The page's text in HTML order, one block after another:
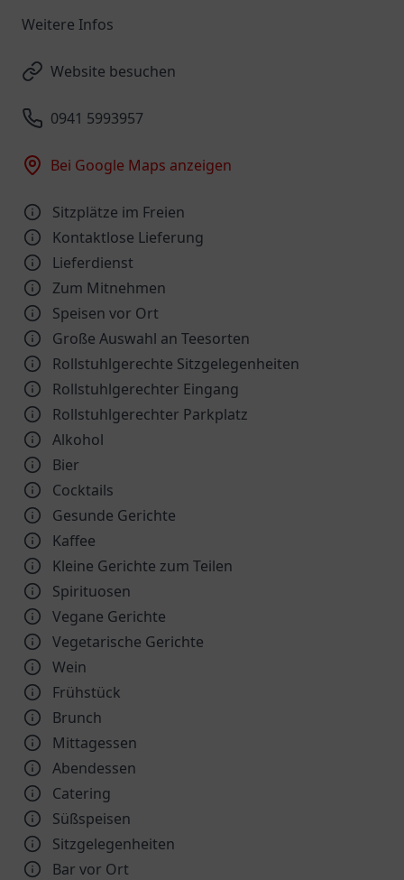
Weitere Infos
Website besuchen
0941 5993957
Bei Google Maps anzeigen
Sitzplätze im Freien
Kontaktlose Lieferung
Lieferdienst
Zum Mitnehmen
Speisen vor Ort
Große Auswahl an Teesorten
Rollstuhlgerechte Sitzgelegenheiten
Rollstuhlgerechter Eingang
Rollstuhlgerechter Parkplatz
Alkohol
Bier
Cocktails
Gesunde Gerichte
Kaffee
Kleine Gerichte zum Teilen
Spirituosen
Vegane Gerichte
Vegetarische Gerichte
Wein
Frühstück
Brunch
Mittagessen
Abendessen
Catering
Süßspeisen
Sitzgelegenheiten
Bar vor Ort